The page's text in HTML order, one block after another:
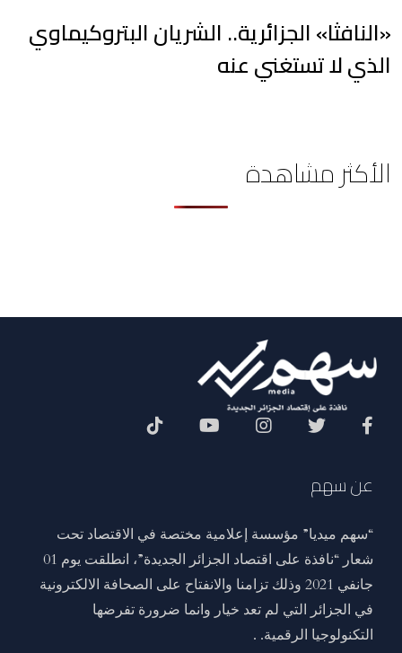
​«النافثا» الجزائرية.. الشريان البتروكيماوي
الذي لا تستغني عنه
الأكثر مشاهدة
عن سهم
“سهم ميديا” مؤسسة إعلامية مختصة في الاقتصاد تحت
شعار “نافذة على اقتصاد الجزائر الجديدة”، انطلقت يوم 01
جانفي 2021 وذلك تزامنا والانفتاح على الصحافة الالكترونية
في الجزائر التي لم تعد خيار وانما ضرورة تفرضها
التكنولوجيا الرقمية. .